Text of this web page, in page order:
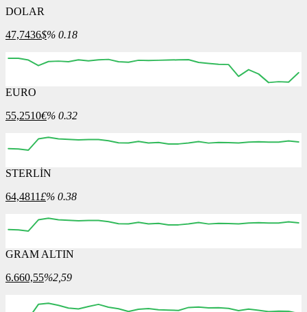
DOLAR
47,7436$% 0.18
12:00
EURO
55,2510€% 0.32
12:00
STERLİN
64,4811£% 0.38
12:00 13:00
GRAM ALTIN
6.660,55%2,59